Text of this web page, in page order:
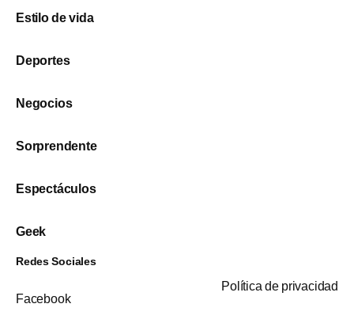
Estilo de vida
Deportes
Negocios
Sorprendente
Espectáculos
Geek
Redes Sociales
Facebook
Política de privacidad